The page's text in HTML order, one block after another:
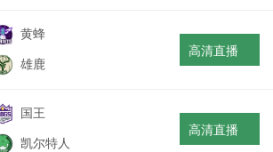
黄蜂
雄鹿
高清直播
国王
凯尔特人
高清直播